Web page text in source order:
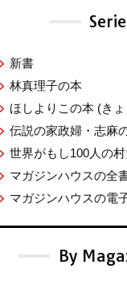
新書
林真理子の本
ほしよりこの本 (き
伝説の家政婦・志麻
世界がもし100人の
マガジンハウスの全
マガジンハウスの電
By